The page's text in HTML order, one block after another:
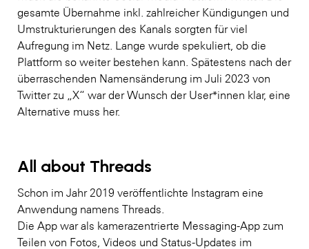
gesamte Übernahme inkl. zahlreicher Kündigungen und
Umstrukturierungen des Kanals sorgten für viel
Aufregung im Netz. Lange wurde spekuliert, ob die
Plattform so weiter bestehen kann. Spätestens nach der
überraschenden Namensänderung im Juli 2023 von
Twitter zu „X“ war der Wunsch der User*innen klar, eine
Alternative muss her.
All about Threads
Schon im Jahr 2019 veröffentlichte Instagram eine
Anwendung namens Threads.
Die App war als kamerazentrierte Messaging-App zum
Teilen von Fotos, Videos und Status-Updates im